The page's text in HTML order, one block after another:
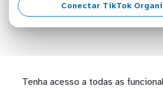
Conectar TikTok
Tenha acesso a todas as